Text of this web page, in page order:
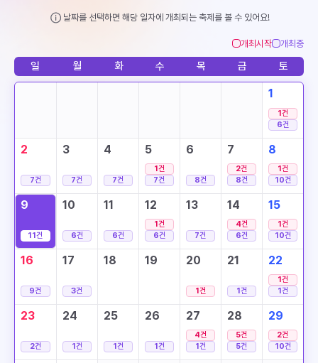
날짜를 선택하면 해당 일자에 개최되는 축제를 볼 수 있어요!
개최시작 개최중
일 월 화 수 목 금 토
1
1건
6건
2
7건
3
7건
4
7건
5
1건
7건
6
8건
7
2건
8건
8
1건
10건
9
11건
10
6건
11
6건
12
1건
6건
13
7건
14
4건
6건
15
1건
10건
16
9건
17
3건
18 19 20
1건
21
1건
22
1건
1건
23
2건
24
1건
25
1건
26
1건
27
4건
1건
28
5건
5건
29
2건
10건